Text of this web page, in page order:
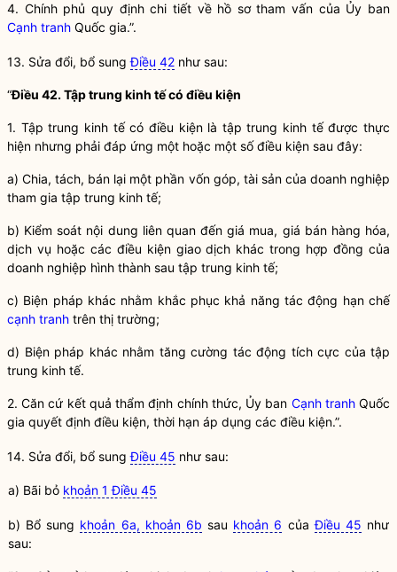
4. Chính phủ quy định chi tiết về hồ sơ tham vấn của Ủy ban
Cạnh tranh Quốc gia.”.
13. Sửa đổi, bổ sungĐiều 42 như sau:
“Điều 42. Tập trung kinh tế có điều kiện
1. Tập trung kinh tế có điều kiện là tập trung kinh tế được thực
hiện nhưng phải đáp ứng một hoặc một số điều kiện sau đây:
a) Chia, tách, bán lại một phần vốn góp, tài sản của doanh nghiệp
tham gia tập trung kinh tế;
b) Kiểm soát nội dung liên quan đến giá mua, giá bán hàng hóa,
dịch vụ hoặc các điều kiện giao dịch khác trong hợp đồng của
doanh nghiệp hình thành sau tập trung kinh tế;
c) Biện pháp khác nhằm khắc phục khả năng tác động hạn chế
cạnh tranh trên thị trường;
d) Biện pháp khác nhằm tăng cường tác động tích cực của tập
trung kinh tế.
2. Căn cứ kết quả thẩm định chính thức, Ủy ban Cạnh tranh Quốc
gia quyết định điều kiện, thời hạn áp dụng các điều kiện.”.
14. Sửa đổi, bổ sungĐiều 45 như sau:
a) Bãi bỏ khoản 1 Điều 45
b) Bổ sung khoản 6a, khoản 6b sau khoản 6 củaĐiều 45 như
sau: